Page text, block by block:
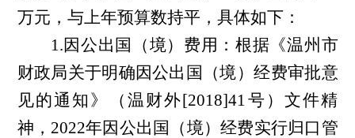
万元， 与上年预算数持平，具体如下：
1.因公出国（境）费用：根据《温州市
财政局关于明确因公出国（境）经费审批意
见的通知》（温财外[2018]41号）文件精
神，2022年因公出国（境）经费实行归口管